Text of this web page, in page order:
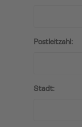
Postleitzahl:
Stadt: